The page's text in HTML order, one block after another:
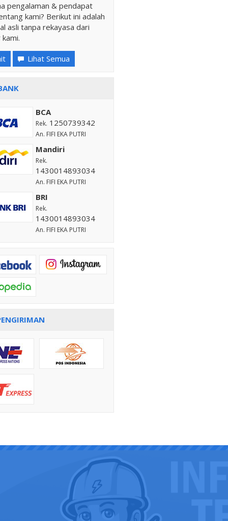
pengalaman & pendapat
kami? Berikut ini adalah
asli tanpa rekayasa dari
Lihat Semua
BCA
Rek. 1250739342
An. FIFI EKA PUTRI
Mandiri
Rek.
1430014893034
An. FIFI EKA PUTRI
BRI
Rek.
1430014893034
An. FIFI EKA PUTRI